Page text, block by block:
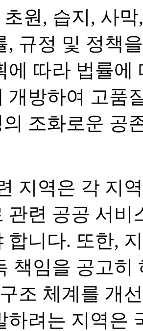
초원, 습지, 사
, 규정 및 정책
에 따라 법률에
개방하여 고품
조화로운 공
지역은 각 지
관련 공공 서비
합니다. 또한,
책임을 공고히
조 체계를 개
하려는 지역은